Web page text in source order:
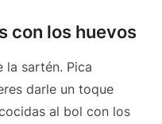
con los huevos
la sartén. Pica
darle un toque
al bol con los